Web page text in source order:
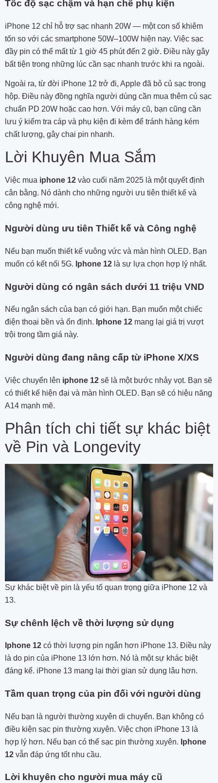
Tốc độ sạc chậm và hạn chế phụ kiện
iPhone 12 chỉ hỗ trợ sạc nhanh 20W — một con số khiêm
tốn so với các smartphone 50W–100W hiện nay. Việc sạc
đầy pin có thể mất từ 1 giờ 45 phút đến 2 giờ. Điều này gây
bất tiện trong những lúc cần sạc nhanh trước khi ra ngoài.
Ngoài ra, từ đời iPhone 12 trở đi, Apple đã bỏ củ sạc trong
hộp. Điều này đồng nghĩa người dùng cần mua thêm củ sạc
chuẩn PD 20W hoặc cao hơn. Với máy cũ, bạn cũng cần
lưu ý kiểm tra cáp và phụ kiện đi kèm để tránh hàng kém
chất lượng, gây chai pin nhanh.
Lời Khuyên Mua Sắm
Việc mua iphone 12 vào cuối năm 2025 là một quyết định
cân bằng. Nó dành cho những người ưu tiên thiết kế và
công nghệ mới.
Người dùng ưu tiên Thiết kế và Công nghệ
Nếu bạn muốn thiết kế vuông vức và màn hình OLED. Bạn
muốn có kết nối 5G. Iphone 12 là sự lựa chọn hợp lý nhất.
Người dùng có ngân sách dưới 11 triệu VND
Nếu ngân sách của bạn có giới hạn. Bạn muốn một chiếc
điện thoại bền và ổn định. Iphone 12 mang lại giá trị vượt
trội trong tầm giá này.
Người dùng đang nâng cấp từ iPhone X/XS
Việc chuyển lên iphone 12 sẽ là một bước nhảy vọt. Bạn sẽ
có thiết kế hiện đại và màn hình OLED. Bạn sẽ có hiệu năng
A14 mạnh mẽ.
Phân tích chi tiết sự khác biệt
về Pin và Longevity
Sự khác biệt về pin là yếu tố quan trọng giữa iPhone 12 và
13.
Sự chênh lệch về thời lượng sử dụng
Iphone 12 có thời lượng pin ngắn hơn iPhone 13. Điều này
là do pin của iPhone 13 lớn hơn. Nó là một sự khác biệt
đáng kể. iPhone 13 mang lại thời gian sử dụng lâu hơn.
Tầm quan trọng của pin đối với người dùng
Nếu bạn là người thường xuyên di chuyển. Bạn không có
điều kiện sạc pin thường xuyên. Việc chọn iPhone 13 là
hợp lý hơn. Nếu bạn có thể sạc pin thường xuyên. Iphone
12 vẫn đáp ứng tốt nhu cầu.
Lời khuyên cho người mua máy cũ